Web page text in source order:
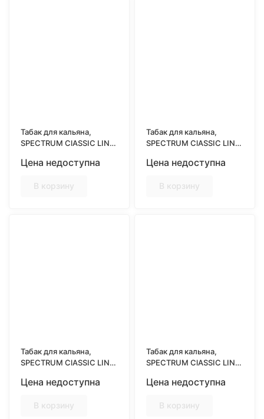
Табак для кальяна,
SPECTRUM ClASSIC LINE
молоком)
Цена недоступна
В корзину
Табак для кальяна,
SPECTRUM ClASSIC LINE
(Овсянка с манго)
Цена недоступна
В корзину
Табак для кальяна,
SPECTRUM ClASSIC LINE
(Облепиха)
Цена недоступна
В корзину
Табак для кальяна,
SPECTRUM ClASSIC LINE
(Апельсин манго)
Цена недоступна
В корзину